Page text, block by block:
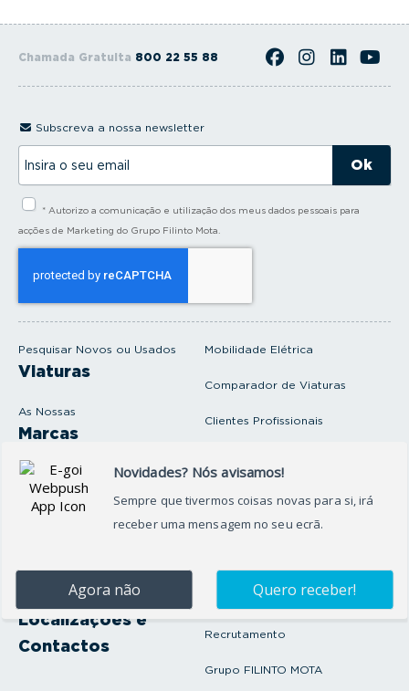
Chamada Gratuita 800 22 55 88
Pesquisar Novos ou Usados
Viaturas
As Nossas
Marcas
Produtos e serviços
Oficina
Onde Estamos
Localizações e
Contactos
Mobilidade Elétrica
Comparador de Viaturas
Clientes Profissionais
Seguros Protector
Artigos e Notícias
Recrutamento
Grupo FILINTO MOTA
Subscreva a nossa newsletter
s
l
* Autorizo a comunicação e utilização dos meus dados pessoais para
acções de Marketing do Grupo Filinto Mota.